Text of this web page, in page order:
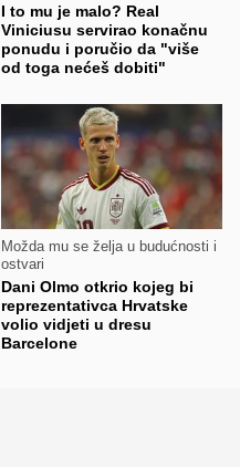
I to mu je malo? Real
Viniciusu servirao konačnu
ponudu i poručio da "više
od toga nećeš dobiti"
Možda mu se želja u budućnosti i
ostvari
Dani Olmo otkrio kojeg bi
reprezentativca Hrvatske
volio vidjeti u dresu
Barcelone